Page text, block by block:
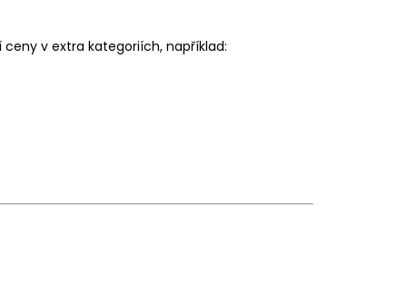
ceny v extra kategoriích, například: